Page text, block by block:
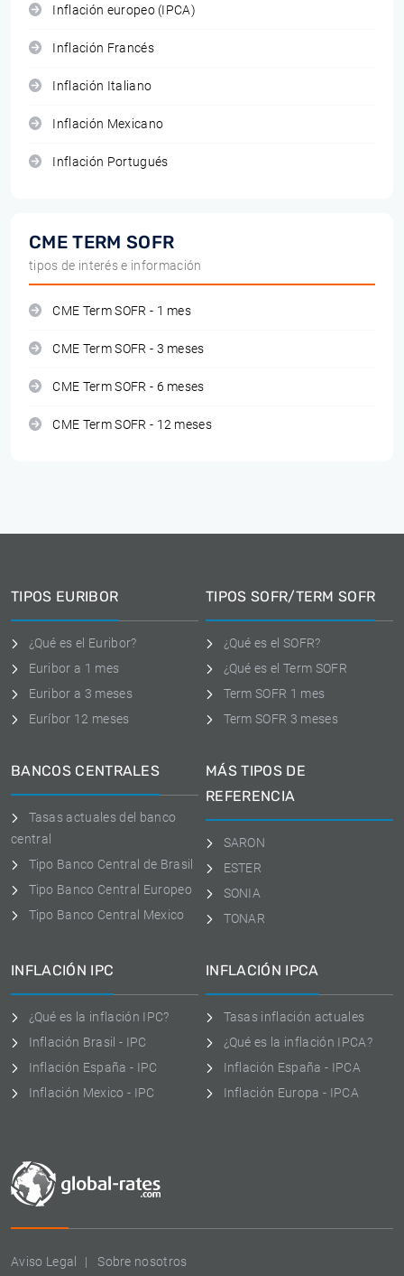
Inflación europeo (IPCA)
Inflación Francés
Inflación Italiano
Inflación Mexicano
Inflación Portugués
CME TERM SOFR
tipos de interés e información
CME Term SOFR - 1 mes
CME Term SOFR - 3 meses
CME Term SOFR - 6 meses
CME Term SOFR - 12 meses
Aviso Legal Sobre nosotros
TIPOS EURIBOR
¿Qué es el Euribor?
Euribor a 1 mes
Euribor a 3 meses
Euríbor 12 meses
TIPOS SOFR/TERM SOFR
¿Qué es el SOFR?
¿Qué es el Term SOFR
Term SOFR 1 mes
Term SOFR 3 meses
BANCOS CENTRALES
Tasas actuales del banco
central
Tipo Banco Central de Brasil
Tipo Banco Central Europeo
Tipo Banco Central Mexico
MÁS TIPOS DE
REFERENCIA
SARON
ESTER
SONIA
TONAR
INFLACIÓN IPC
¿Qué es la inflación IPC?
Inflación Brasil - IPC
Inflación España - IPC
Inflación Mexico - IPC
INFLACIÓN IPCA
Tasas inflación actuales
¿Qué es la inflación IPCA?
Inflación España - IPCA
Inflación Europa - IPCA